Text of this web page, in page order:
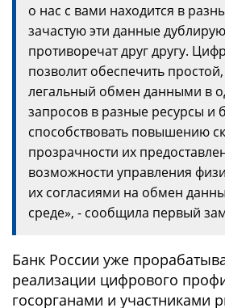
о нас с вами находится в
зачастую эти данные
противоречат друг другу.
позволит обеспечить
легальный обмен данными в
запросов в разные ресурсы и
способствовать повышению
прозрачности их
возможности управления
их согласиями на обмен
среде», - сообщила первый
Банк России уже
реализации цифрового
госорганами и участниками